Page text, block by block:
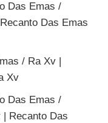
Das Emas /
Das Emas
/ Ra Xv |
Xv
Das Emas /
Recanto Das